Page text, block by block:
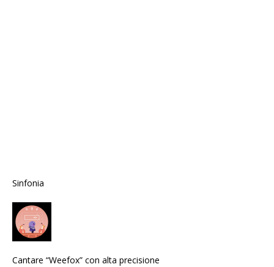
Sinfonia
Cantare “Weefox” con alta precisione